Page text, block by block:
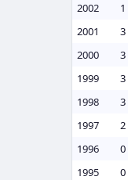
2002
1
2001
3
2000
3
1999
3
1998
3
1997
2
1996
0
1995
0